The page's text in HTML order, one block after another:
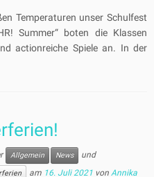
Temperaturen unser Schulfest
Summer“ boten die Klassen
actionreiche Spiele an. In der
Allgemein News
und
am 16. Juli 2021 vonAnnika